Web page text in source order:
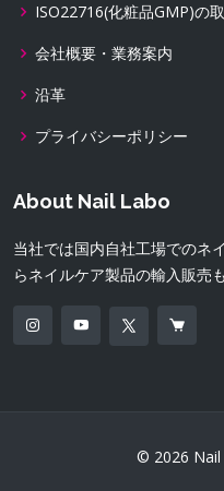
ISO22716(化粧品GMP)の
会社概要・業務案内
沿革
プライバシーポリシー
About Nail Labo
当社では国内自社工場でのネ
らネイルケア製品の輸入販売
© 2026 Nail